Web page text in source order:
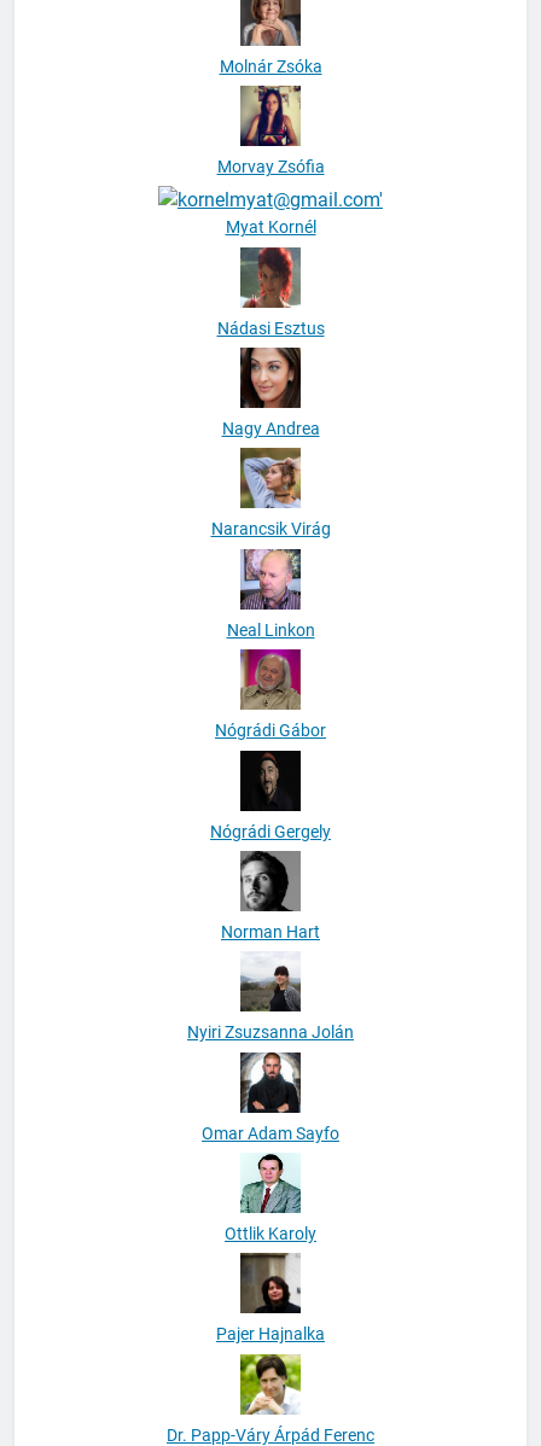
Molnár Zsóka
Morvay Zsófia
Myat Kornél
Nádasi Esztus
Nagy Andrea
Narancsik Virág
Neal Linkon
Nógrádi Gábor
Nógrádi Gergely
Norman Hart
Nyiri Zsuzsanna Jolán
Omar Adam Sayfo
Ottlik Karoly
Pajer Hajnalka
Dr. Papp-Váry Árpád Ferenc